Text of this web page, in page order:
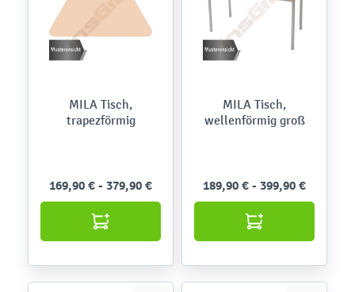
MILA Tisch,
trapezförmig
169,90 € - 379,90 €
MILA Tisch,
wellenförmig groß
189,90 € - 399,90 €